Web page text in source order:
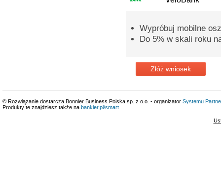
Wypróbuj mobilne
Do 5% w skali roku
Złóż wniosek
© Rozwiązanie dostarcza Bonnier Business Polska sp. z o.o. - organizator Systemu
Produkty te znajdziesz także na bankier.pl/smart